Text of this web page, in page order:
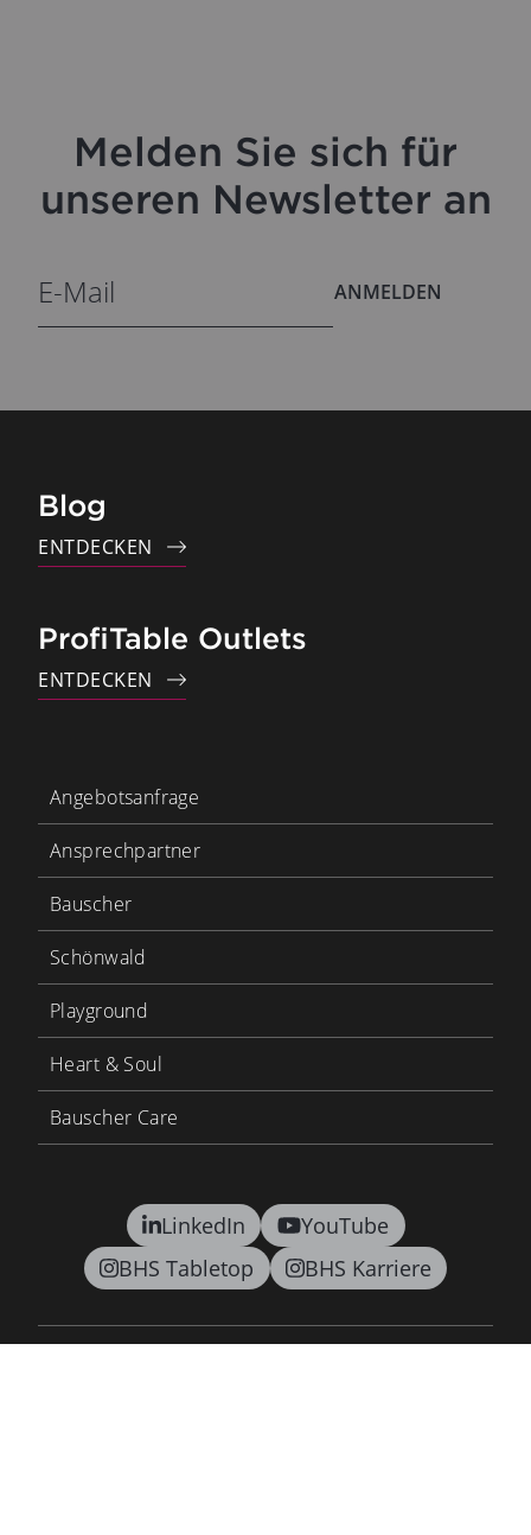
Melden Sie sich für
unseren Newsletter an
ANMELDEN
Blog
ENTDECKEN
ProfiTable Outlets
ENTDECKEN
LinkedIn
YouTube
BHS Tabletop
BHS Karriere
Angebotsanfrage
Ansprechpartner
Bauscher
Schönwald
Playground
Heart & Soul
Bauscher Care